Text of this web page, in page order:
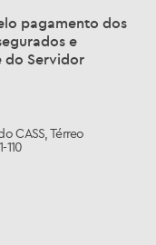
pagamento dos
e
do Servidor
CASS, Térreo
110